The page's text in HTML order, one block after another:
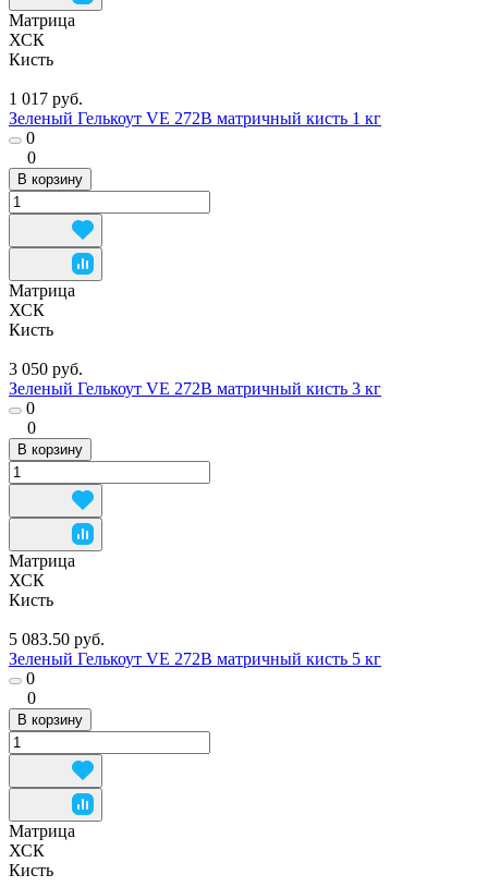
Матрица
ХСК
Кисть
1 017 руб.
Зеленый Гелькоут VE 272B матричный кисть 1 кг
0
0
В корзину
Матрица
ХСК
Кисть
3 050 руб.
Зеленый Гелькоут VE 272B матричный кисть 3 кг
0
0
В корзину
Матрица
ХСК
Кисть
5 083.50 руб.
Зеленый Гелькоут VE 272B матричный кисть 5 кг
0
0
В корзину
Матрица
ХСК
Кисть